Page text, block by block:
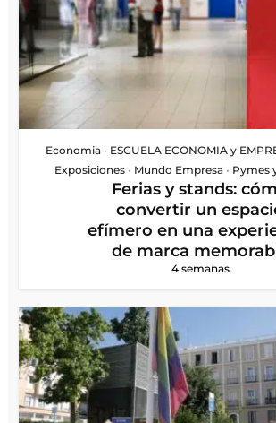
Economia • ESCUELA ECONOMIA y
Exposiciones • Mundo Empresa • Pymes
Ferias y stands:
convertir un
efímero en una
de marca
4 semanas